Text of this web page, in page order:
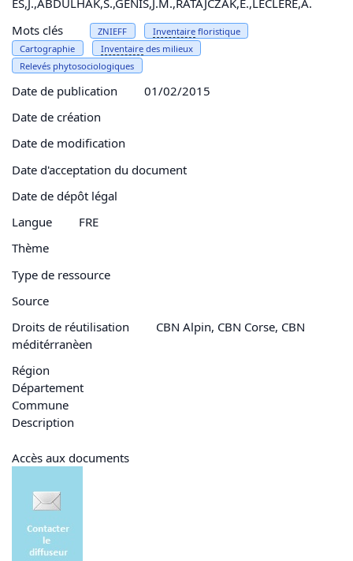
ES,J.,ABDULHAK,S.,GENIS,J.M.,RATAJCZAK,E.,LECLERE,A.
Mots clés
ZNIEFF Inventairefloristique
Cartographie
Inventairedes milieux
Relevés phytosociologiques
Date de publication
01/02/2015
Date de création
Date de modification
Date d'acceptation du document
Date de dépôt légal
Langue
FRE
Thème
Type de ressource
Source
Droits de réutilisation
CBN Alpin, CBN Corse, CBN
méditérranèen
Région
Département
Commune
Description
Accès aux documents